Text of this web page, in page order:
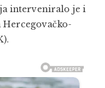
interveniralo je i